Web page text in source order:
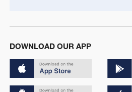
DOWNLOAD OUR APP